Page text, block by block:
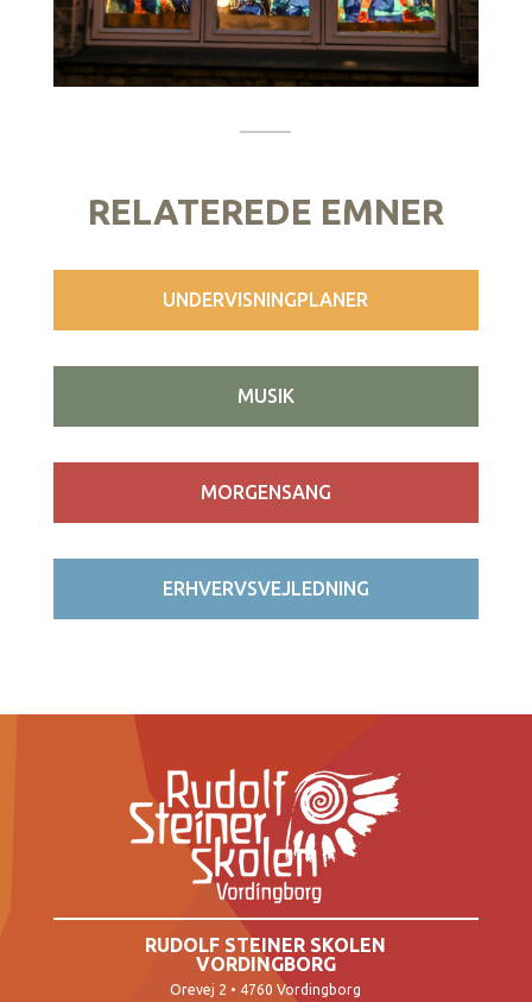
RELATEREDE EMNER
UNDERVISNINGPLANER
MUSIK
MORGENSANG
ERHVERVSVEJLEDNING
RUDOLF STEINER SKOLEN
VORDINGBORG
Orevej 2 • 4760 Vordingborg